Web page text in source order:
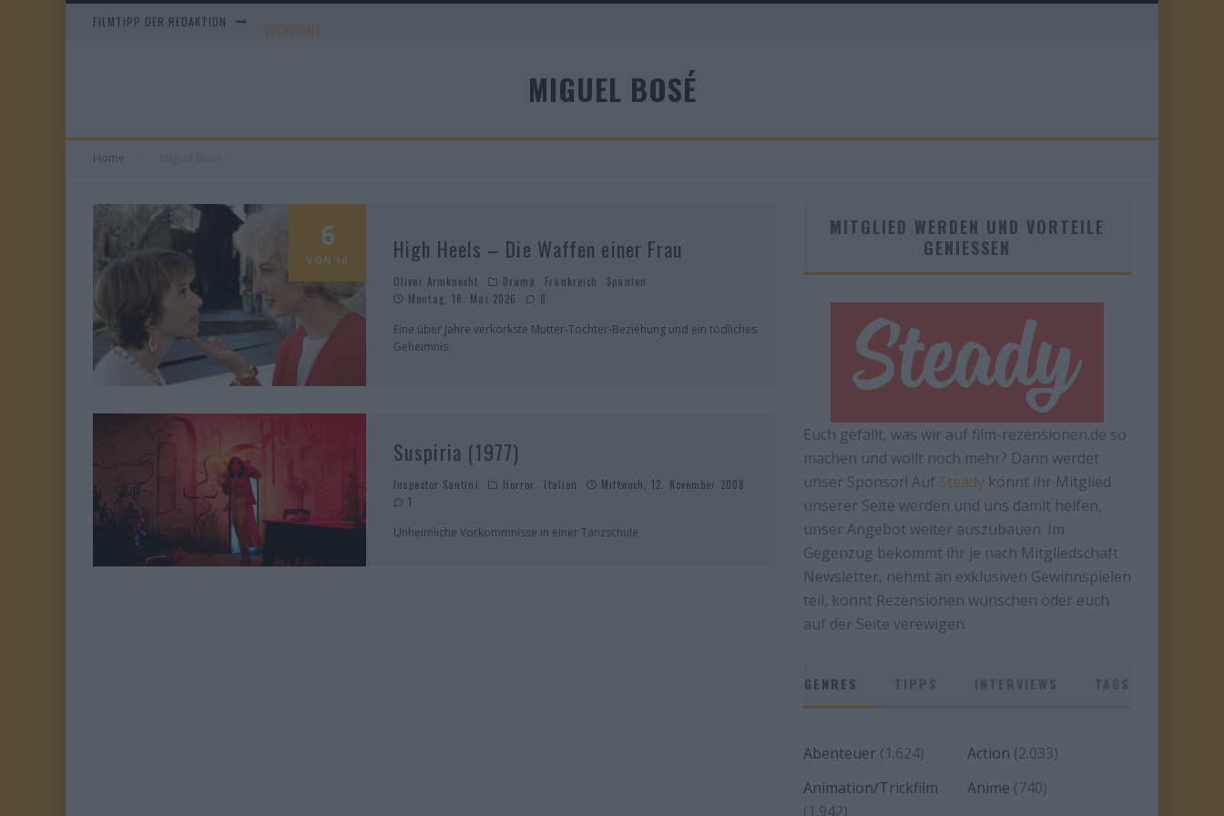
FILMTIPP DER REDAKTION
MIGUEL BOSÉ
Home
6
VON 10 High Heels – Die Waffen einer Frau
Oliver Armknecht Drama Frankreich
Spanien
Montag, 18. Mai 2026
0
Eine über Jahre verkorkste Mutter-Tochter-Beziehung und ein tödliches
Geheimnis
Suspiria (1977)
Inspector Santini Horror Italien
Mittwoch, 12. November 2008
1
Unheimliche Vorkommnisse in einer Tanzschule
MITGLIED WERDEN UND VORTEILE
GENIESSEN
Euch gefällt, was wir auf film-rezensionen.de so
machen und wollt noch mehr? Dann werdet
unser Sponsor! Auf Steady könnt ihr Mitglied
unserer Seite werden und uns damit helfen,
unser Angebot weiter auszubauen. Im
Gegenzug bekommt ihr je nach Mitgliedschaft
Newsletter, nehmt an exklusiven Gewinnspielen
teil, könnt Rezensionen wünschen oder euch
auf der Seite verewigen.
GENRES
Abenteuer (1.624) Action (2.033)
Animation/Trickfilm
(1.942)
Anime (740)